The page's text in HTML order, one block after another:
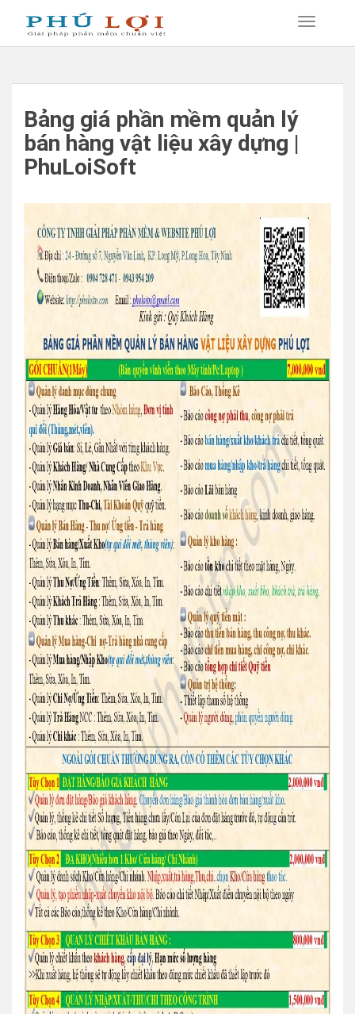
Bảng giá phần mềm quản lý
bán hàng vật liệu xây dựng |
PhuLoiSoft